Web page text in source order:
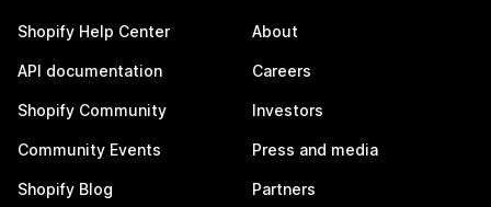
Shopify Help Center
API documentation
Shopify Community
Community Events
Shopify Blog
About
Careers
Investors
Press and media
Partners